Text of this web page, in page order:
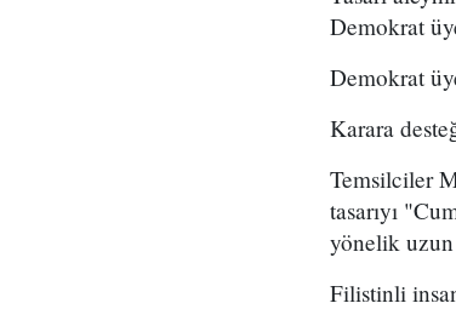
Demokrat
Demokrat
Karara
Temsilciler
tasarıyı
yönelik
Filistinli